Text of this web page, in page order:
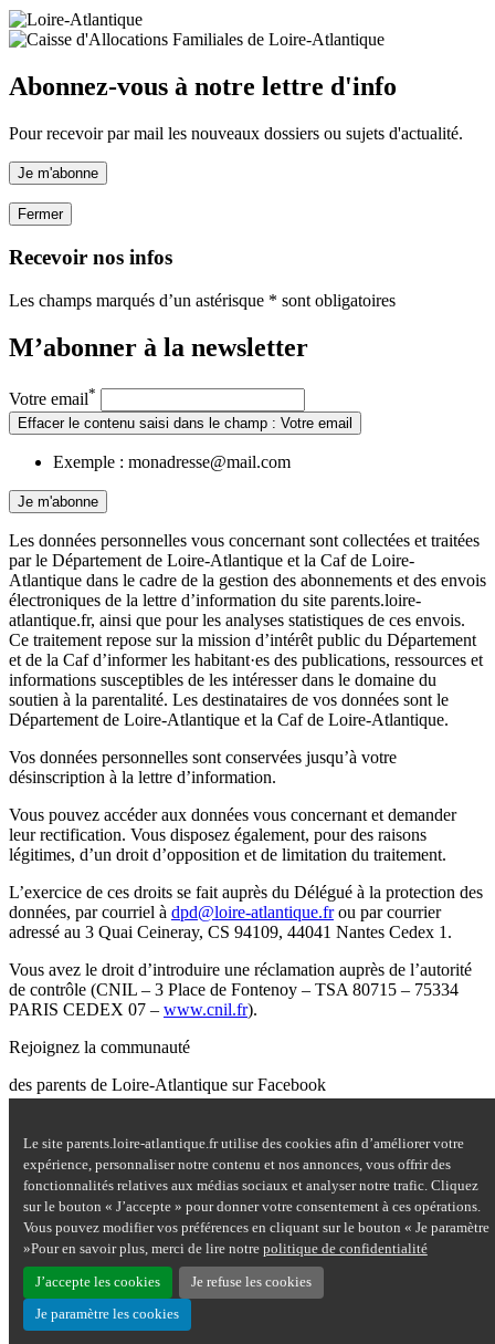
Le site parents.loire-atlantique.fr utilise des cookies afin d’améliorer votre
expérience, personnaliser notre contenu et nos annonces, vous offrir des
fonctionnalités relatives aux médias sociaux et analyser notre trafic. Cliquez
sur le bouton « J’accepte » pour donner votre consentement à ces opérations.
Vous pouvez modifier vos préférences en cliquant sur le bouton « Je paramètre
»Pour en savoir plus, merci de lire notre politique de confidentialité
J’accepte les cookies Je refuse les cookies
Je paramètre les cookies
Abonnez-vous à notre lettre d'info
Pour recevoir par mail les nouveaux dossiers ou sujets d'actualité.
Je m'abonne
Fermer
Recevoir nos infos
Les champs marqués d’un astérisque * sont obligatoires
M’abonner à la newsletter
Votre email*
Effacer le contenu saisi dans le champ : Votre email
Exemple : monadresse@mail.com
Je m'abonne
Les données personnelles vous concernant sont collectées et traitées
par le Département de Loire-Atlantique et la Caf de Loire-
Atlantique dans le cadre de la gestion des abonnements et des envois
électroniques de la lettre d’information du site parents.loire-
atlantique.fr, ainsi que pour les analyses statistiques de ces envois.
Ce traitement repose sur la mission d’intérêt public du Département
et de la Caf d’informer les habitant·es des publications, ressources et
informations susceptibles de les intéresser dans le domaine du
soutien à la parentalité. Les destinataires de vos données sont le
Département de Loire-Atlantique et la Caf de Loire-Atlantique.
Vos données personnelles sont conservées jusqu’à votre
désinscription à la lettre d’information.
Vous pouvez accéder aux données vous concernant et demander
leur rectification. Vous disposez également, pour des raisons
légitimes, d’un droit d’opposition et de limitation du traitement.
L’exercice de ces droits se fait auprès du Délégué à la protection des
données, par courriel à dpd@loire-atlantique.frou par courrier
adressé au 3 Quai Ceineray, CS 94109, 44041 Nantes Cedex 1.
Vous avez le droit d’introduire une réclamation auprès de l’autorité
de contrôle (CNIL – 3 Place de Fontenoy – TSA 80715 – 75334
PARIS CEDEX 07 – www.cnil.fr).
Rejoignez la communauté
des parents de Loire-Atlantique sur Facebook
Nous contacter
Mentions légales
Plan du site
Accessibilité : partiellement conforme
Aide
Données personnelles
Cookies
Haut de page